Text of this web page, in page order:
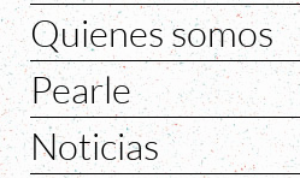
Quienes somos
Pearle
Noticias